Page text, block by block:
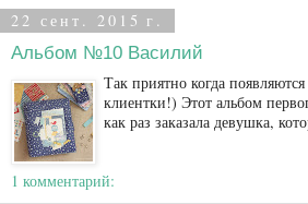
22 сент. 2015 г.
Альбом №10 Василий
Так приятно когда
клиентки!) Этот альбом
как раз заказала девушка,
1 комментарий: